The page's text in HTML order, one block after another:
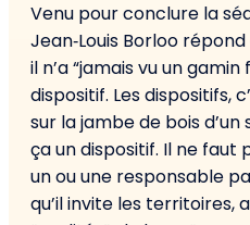
Venu pour conclure la
Jean‑Louis Borloo
il n’a “jamais vu un
dispositif. Les dispositifs,
sur la jambe de bois
ça un dispositif. Il ne faut
un ou une responsable
qu’il invite les territoires,